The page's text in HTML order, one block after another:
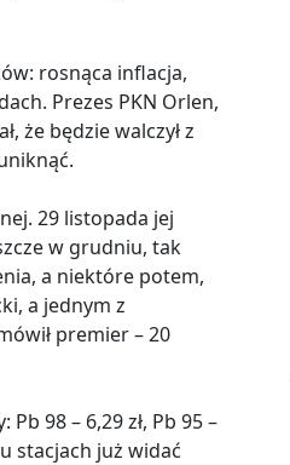
rosnąca inflacja,
Prezes PKN Orlen,
że będzie walczył z
29 listopada jej
w grudniu, tak
a niektóre potem,
a jednym z
premier – 20
98 – 6,29 zł, Pb 95 –
stacjach już widać